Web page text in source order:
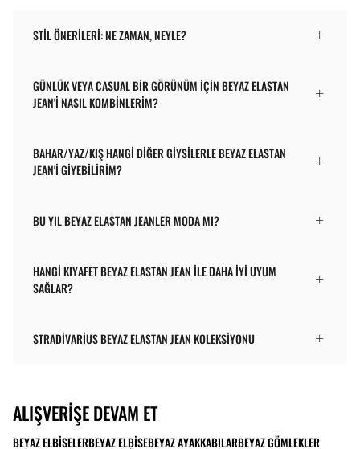
STIL ÖNERILERI: NE ZAMAN, NEYLE?
GÜNLÜK VEYA CASUAL BIR GÖRÜNÜM IÇIN BEYAZ ELASTAN
JEAN'I NASIL KOMBINLERIM?
BAHAR/YAZ/KIŞ HANGI DIĞER GIYSILERLE BEYAZ ELASTAN
JEAN'I GIYEBILIRIM?
BU YIL BEYAZ ELASTAN JEANLER MODA MI?
HANGI KIYAFET BEYAZ ELASTAN JEAN ILE DAHA IYI UYUM
SAĞLAR?
STRADIVARIUS BEYAZ ELASTAN JEAN KOLEKSIYONU
ALIŞVERIŞE DEVAM ET
BEYAZ ELBISELERBEYAZ ELBISEBEYAZ AYAKKABILARBEYAZ GÖMLEKLER